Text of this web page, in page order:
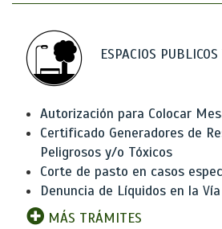
ESPACIOS
Autorización para Colocar
Certificado Generadores de
Peligrosos y/o Tóxicos
Corte de pasto en casos
Denuncia de Líquidos en la
MÁS TRÁMITES